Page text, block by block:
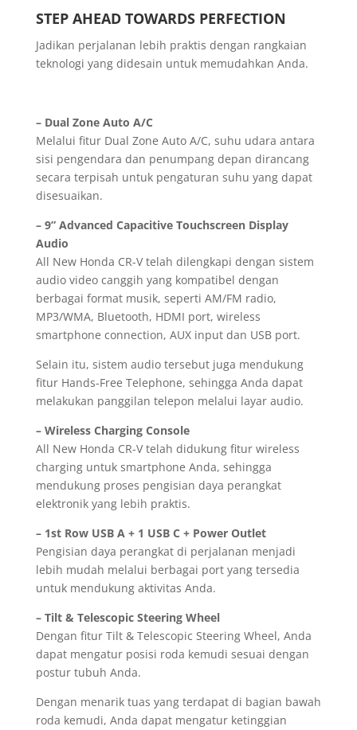
STEP AHEAD TOWARDS PERFECTION
Jadikan perjalanan lebih praktis dengan rangkaian
teknologi yang didesain untuk memudahkan Anda.
– Dual Zone Auto A/C
Melalui fitur Dual Zone Auto A/C, suhu udara antara
sisi pengendara dan penumpang depan dirancang
secara terpisah untuk pengaturan suhu yang dapat
disesuaikan.
– 9” Advanced Capacitive Touchscreen Display
Audio
All New Honda CR-V telah dilengkapi dengan sistem
audio video canggih yang kompatibel dengan
berbagai format musik, seperti AM/FM radio,
MP3/WMA, Bluetooth, HDMI port, wireless
smartphone connection, AUX input dan USB port.
Selain itu, sistem audio tersebut juga mendukung
fitur Hands-Free Telephone, sehingga Anda dapat
melakukan panggilan telepon melalui layar audio.
– Wireless Charging Console
All New Honda CR-V telah didukung fitur wireless
charging untuk smartphone Anda, sehingga
mendukung proses pengisian daya perangkat
elektronik yang lebih praktis.
– 1st Row USB A + 1 USB C + Power Outlet
Pengisian daya perangkat di perjalanan menjadi
lebih mudah melalui berbagai port yang tersedia
untuk mendukung aktivitas Anda.
– Tilt & Telescopic Steering Wheel
Dengan fitur Tilt & Telescopic Steering Wheel, Anda
dapat mengatur posisi roda kemudi sesuai dengan
postur tubuh Anda.
Dengan menarik tuas yang terdapat di bagian bawah
roda kemudi, Anda dapat mengatur ketinggian